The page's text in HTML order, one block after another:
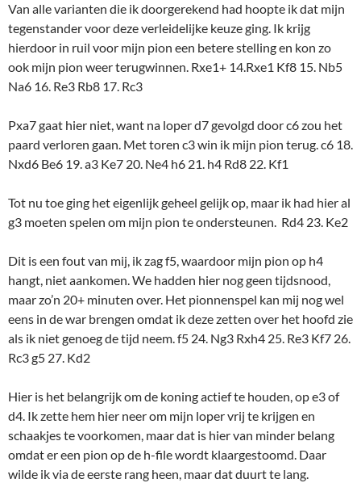
Van alle varianten die ik doorgerekend had hoopte ik dat mijn
tegenstander voor deze verleidelijke keuze ging. Ik krijg
hierdoor in ruil voor mijn pion een betere stelling en kon zo
ook mijn pion weer terugwinnen. Rxe1+ 14.Rxe1 Kf8 15. Nb5
Na6 16. Re3 Rb8 17. Rc3
Pxa7 gaat hier niet, want na loper d7 gevolgd door c6 zou het
paard verloren gaan. Met toren c3 win ik mijn pion terug. c6 18.
Nxd6 Be6 19. a3 Ke7 20. Ne4 h6 21. h4 Rd8 22. Kf1
Tot nu toe ging het eigenlijk geheel gelijk op, maar ik had hier al
g3 moeten spelen om mijn pion te ondersteunen. Rd4 23. Ke2
Dit is een fout van mij, ik zag f5, waardoor mijn pion op h4
hangt, niet aankomen. We hadden hier nog geen tijdsnood,
maar zo’n 20+ minuten over. Het pionnenspel kan mij nog wel
eens in de war brengen omdat ik deze zetten over het hoofd zie
als ik niet genoeg de tijd neem. f5 24. Ng3 Rxh4 25. Re3 Kf7 26.
Rc3 g5 27. Kd2
Hier is het belangrijk om de koning actief te houden, op e3 of
d4. Ik zette hem hier neer om mijn loper vrij te krijgen en
schaakjes te voorkomen, maar dat is hier van minder belang
omdat er een pion op de h-file wordt klaargestoomd. Daar
wilde ik via de eerste rang heen, maar dat duurt te lang.